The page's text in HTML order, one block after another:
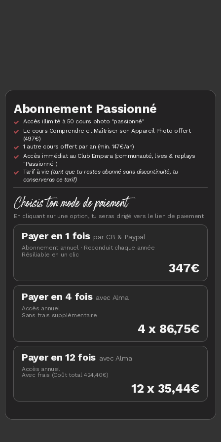
Abonnement Passionné
Accès illimité à 50 cours photo "passionné"
Le cours Comprendre et Maîtriser son Appareil Photo offert
(497€)
1 autre cours offert par an (min. 147€/an)
Accès immédiat au Club Empara (communauté, lives & replays
"Passionné")
Tarif à vie(tant que tu restes abonné sans discontinuité, tu
conserveras ce tarif)
Choisis ton mode de paiement
En cliquant sur une option, tu seras dirigé vers le lien de paiement
Payer en 1 fois par CB & Paypal
Abonnement annuel · Reconduit chaque année
Résiliable en un clic
347€
Payer en 4 fois avec Alma
Accès annuel
Sans frais supplémentaire
4 x 86,75€
Payer en 12 fois avec Alma
Accès annuel
Avec frais (Coût total 424,40€)
12 x 35,44€